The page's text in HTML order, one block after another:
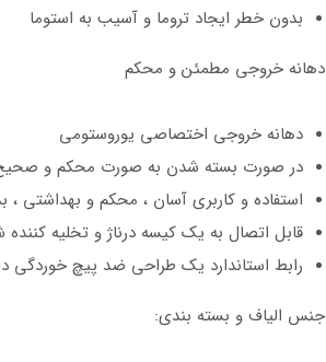
بدون خطر ایجاد تروما و آسیب به استوما
دهانه خروجی مطمئن و محکم
دهانه خروجی اختصاصی یوروستومی
در صورت بسته شدن به صورت محکم و
استفاده و کاربری آسان ، محکم و بهداشتی
قابل اتصال به یک کیسه درناژ و تخلیه
رابط استاندارد یک طراحی ضد پیچ خوردگی
جنس الیاف و بسته بندی: